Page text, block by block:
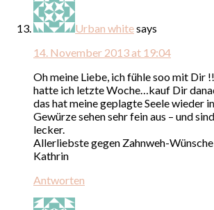
Urban whitesays
14. November 2013 at 19:04
Oh meine Liebe, ich fühle soo mit
hatte ich letzte Woche…kauf Dir
das hat meine geplagte Seele wieder
Gewürze sehen sehr fein aus – und
lecker.
Allerliebste gegen Zahnweh-
Kathrin
Antworten